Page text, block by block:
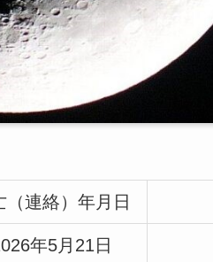
（連絡）年月日
年5月21日